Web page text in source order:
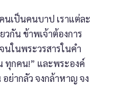
เป็นคนบาป เราแต่ละ
กัน ข้าพเจ้าต้องการ
ในพระวรสารในคำ
ทุกคน!” และพระองค์
ย่ากลัว จงกล้าหาญ จง